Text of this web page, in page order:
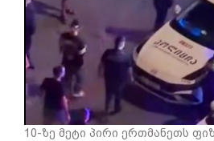
10-ზე მეტი პირი ერთმანეთს